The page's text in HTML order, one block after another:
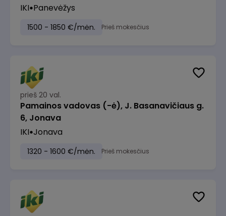
IKI Panevėžys
1500 - 1850 €/mėn. Prieš mokesčius
prieš 20 val.
Pamainos vadovas (-ė), J. Basanavičiaus g.
6, Jonava
IKI Jonava
1320 - 1600 €/mėn. Prieš mokesčius